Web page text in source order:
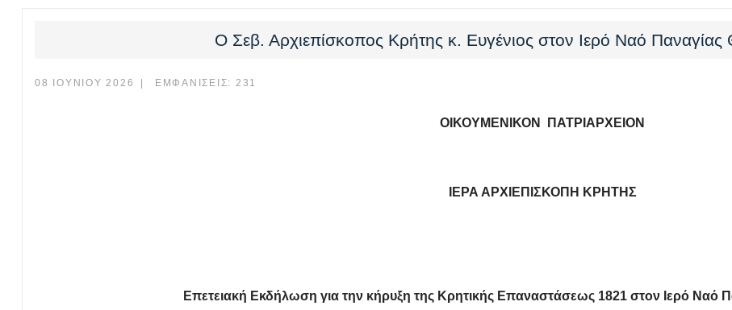
Ο Σεβ. Αρχιεπίσκοπος Κρήτης κ. Ευγένιος στον Ιερό Ναό Παναγίας
08 ΙΟΥΝΊΟΥ 2026 ΕΜΦΑΝΊΣΕΙΣ: 231
ΟΙΚΟΥΜΕΝΙΚΟΝ ΠΑΤΡΙΑΡΧΕΙΟΝ
ΙΕΡΑ ΑΡΧΙΕΠΙΣΚΟΠΗ ΚΡΗΤΗΣ
Επετειακή Εκδήλωση για την κήρυξη της Κρητικής Επαναστάσεως 1821 στον Ιερό Ναό